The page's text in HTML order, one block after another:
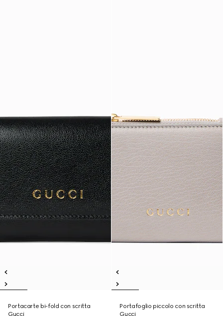
Portacarte bi-fold con scritta
Gucci
Portafoglio piccolo con scritta
Gucci